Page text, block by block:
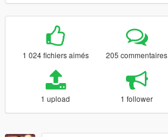
1 024 fichiers aimés 205 commentaires
1 upload 1 follower